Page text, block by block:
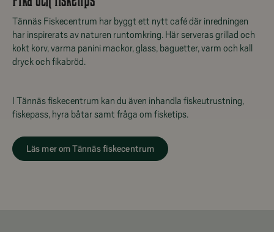
Tännäs Fiskecentrum har byggt ett nytt café där inredningen
har inspirerats av naturen runtomkring. Här serveras grillad och
kokt korv, varma panini mackor, glass, baguetter, varm och kall
dryck och fikabröd.
I Tännäs fiskecentrum kan du även inhandla fiskeutrustning,
fiskepass, hyra båtar samt fråga om fisketips.
Läs mer om Tännäs fiskecentrum